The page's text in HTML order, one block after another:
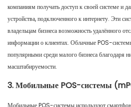
компаниям получать доступ к своей системе и
устройства, подключенного к интернету. Эти
владельцам бизнеса возможность удалённого
информации о клиентах. Облачные POS-
популярными среди малого бизнеса благодаря
масштабируемости.
3. Мобильные POS-системы